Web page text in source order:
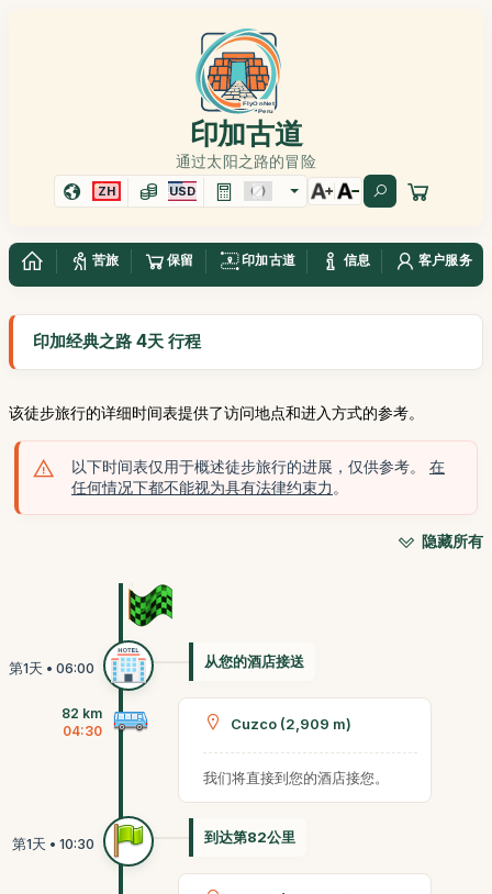
印加古道
通过太阳之路的冒险
ZH USD
苦旅 保留 印加古道 信息 客户服务
印加经典之路 4天 行程
该徒步旅行的详细时间表提供了访问地点和进入方式的参考。
以下时间表仅用于概述徒步旅行的进展，仅供参考。 在
任何情况下都不能视为具有法律约束力 。
隐藏所有
从您的酒店接送
82 km
04:30
Cuzco (2,909 m)
我们将直接到您的酒店接您。
到达第82公里